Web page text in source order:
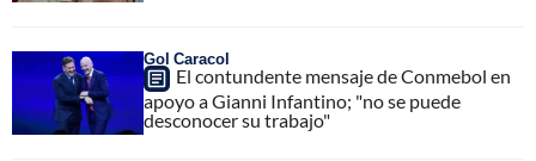
Gol Caracol
El contundente mensaje de Conmebol en
apoyo a Gianni Infantino; "no se puede
desconocer su trabajo"